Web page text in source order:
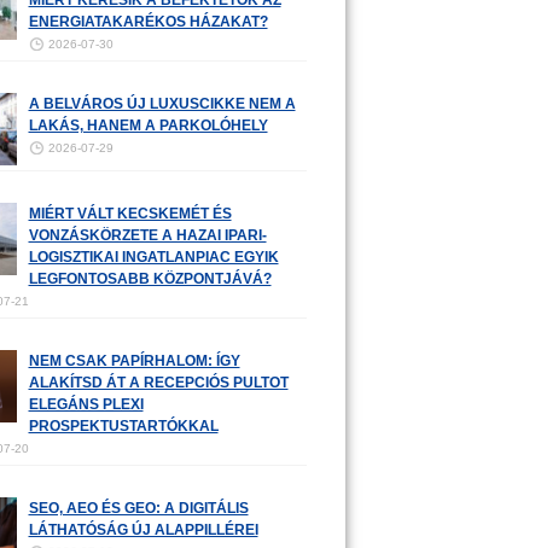
ENERGIATAKARÉKOS HÁZAKAT?
2026-07-30
A BELVÁROS ÚJ LUXUSCIKKE NEM A
LAKÁS, HANEM A PARKOLÓHELY
2026-07-29
MIÉRT VÁLT KECSKEMÉT ÉS
VONZÁSKÖRZETE A HAZAI IPARI-
LOGISZTIKAI INGATLANPIAC EGYIK
LEGFONTOSABB KÖZPONTJÁVÁ?
21
NEM CSAK PAPÍRHALOM: ÍGY
ALAKÍTSD ÁT A RECEPCIÓS PULTOT
ELEGÁNS PLEXI
PROSPEKTUSTARTÓKKAL
20
SEO, AEO ÉS GEO: A DIGITÁLIS
LÁTHATÓSÁG ÚJ ALAPPILLÉREI